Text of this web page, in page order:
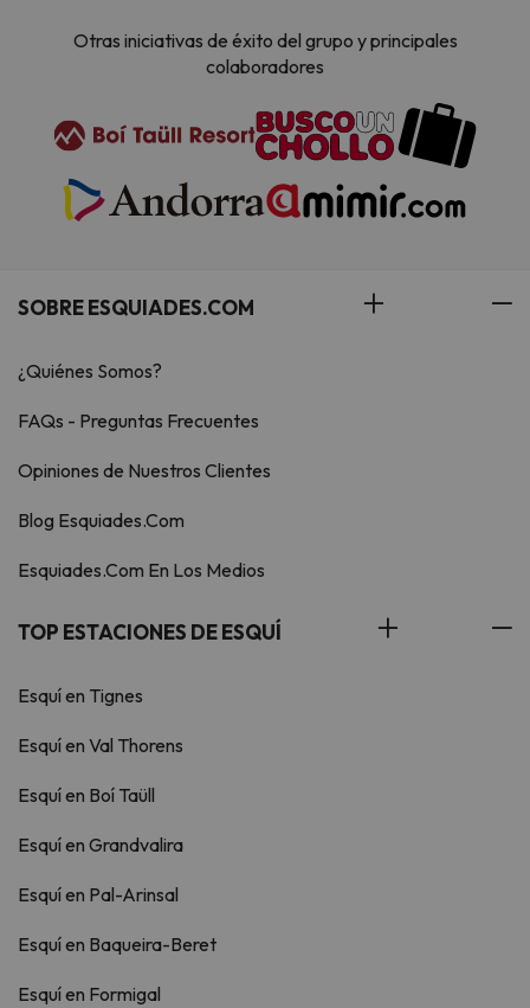
Otras iniciativas de éxito del grupo y principales
colaboradores
SOBRE ESQUIADES.COM
¿Quiénes Somos?
FAQs - Preguntas Frecuentes
Opiniones de Nuestros Clientes
Blog Esquiades.Com
Esquiades.Com En Los Medios
TOP ESTACIONES DE ESQUÍ
Esquí en Tignes
Esquí en Val Thorens
Esquí en Boí Taüll
Esquí en Grandvalira
Esquí en Pal-Arinsal
Esquí en Baqueira-Beret
Esquí en Formigal